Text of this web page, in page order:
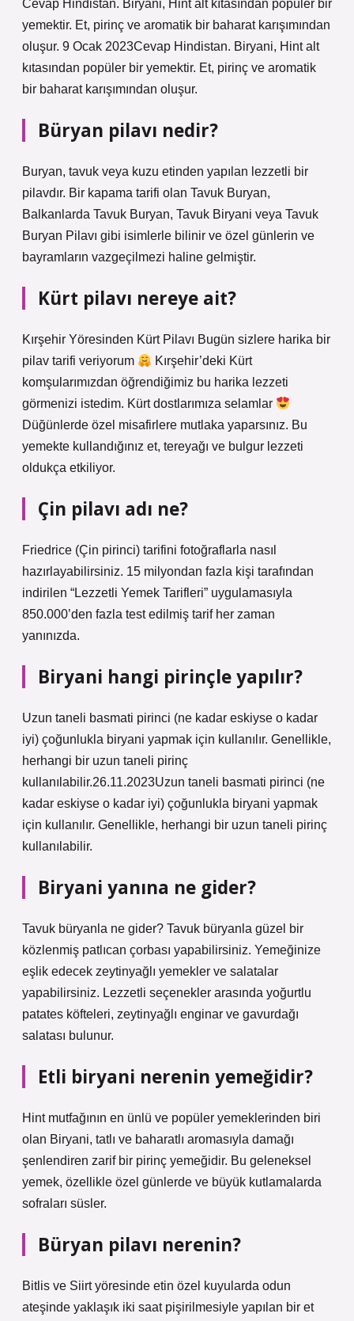
Cevap Hindistan. Biryani, Hint alt kıtasından popüler bir
yemektir. Et, pirinç ve aromatik bir baharat karışımından
oluşur. 9 Ocak 2023Cevap Hindistan. Biryani, Hint alt
kıtasından popüler bir yemektir. Et, pirinç ve aromatik
bir baharat karışımından oluşur.
Büryan pilavı nedir?
Buryan, tavuk veya kuzu etinden yapılan lezzetli bir
pilavdır. Bir kapama tarifi olan Tavuk Buryan,
Balkanlarda Tavuk Buryan, Tavuk Biryani veya Tavuk
Buryan Pilavı gibi isimlerle bilinir ve özel günlerin ve
bayramların vazgeçilmezi haline gelmiştir.
Kürt pilavı nereye ait?
Kırşehir Yöresinden Kürt Pilavı Bugün sizlere harika bir
pilav tarifi veriyorum
Kırşehir’deki Kürt
komşularımızdan öğrendiğimiz bu harika lezzeti
görmenizi istedim. Kürt dostlarımıza selamlar
Düğünlerde özel misafirlere mutlaka yaparsınız. Bu
yemekte kullandığınız et, tereyağı ve bulgur lezzeti
oldukça etkiliyor.
Çin pilavı adı ne?
Friedrice (Çin pirinci) tarifini fotoğraflarla nasıl
hazırlayabilirsiniz. 15 milyondan fazla kişi tarafından
indirilen “Lezzetli Yemek Tarifleri” uygulamasıyla
850.000’den fazla test edilmiş tarif her zaman
yanınızda.
Biryani hangi pirinçle yapılır?
Uzun taneli basmati pirinci (ne kadar eskiyse o kadar
iyi) çoğunlukla biryani yapmak için kullanılır. Genellikle,
herhangi bir uzun taneli pirinç
kullanılabilir.26.11.2023Uzun taneli basmati pirinci (ne
kadar eskiyse o kadar iyi) çoğunlukla biryani yapmak
için kullanılır. Genellikle, herhangi bir uzun taneli pirinç
kullanılabilir.
Biryani yanına ne gider?
Tavuk büryanla ne gider? Tavuk büryanla güzel bir
közlenmiş patlıcan çorbası yapabilirsiniz. Yemeğinize
eşlik edecek zeytinyağlı yemekler ve salatalar
yapabilirsiniz. Lezzetli seçenekler arasında yoğurtlu
patates köfteleri, zeytinyağlı enginar ve gavurdağı
salatası bulunur.
Etli biryani nerenin yemeğidir?
Hint mutfağının en ünlü ve popüler yemeklerinden biri
olan Biryani, tatlı ve baharatlı aromasıyla damağı
şenlendiren zarif bir pirinç yemeğidir. Bu geleneksel
yemek, özellikle özel günlerde ve büyük kutlamalarda
sofraları süsler.
Büryan pilavı nerenin?
Bitlis ve Siirt yöresinde etin özel kuyularda odun
ateşinde yaklaşık iki saat pişirilmesiyle yapılan bir et